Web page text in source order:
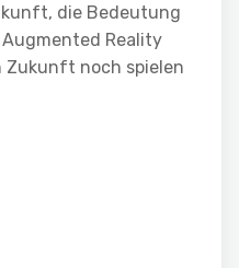
die Bedeutung
Reality
Zukunft noch spielen